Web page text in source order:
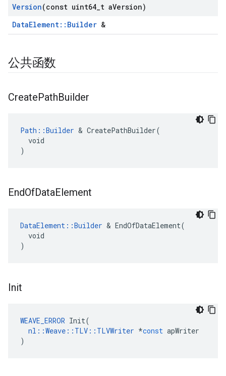
Version(const uint64 t aVersion)
DataElement::Builder &
公共函数
CreatePathBuilder
Path::Builder & CreatePathBuilder(
  void
)
EndOfDataElement
DataElement::Builder & EndOfDataElement(
  void
)
Init
WEAVE_ERROR Init(
nl ::Weave :: TLV :: TLVWriter *const apWriter
)